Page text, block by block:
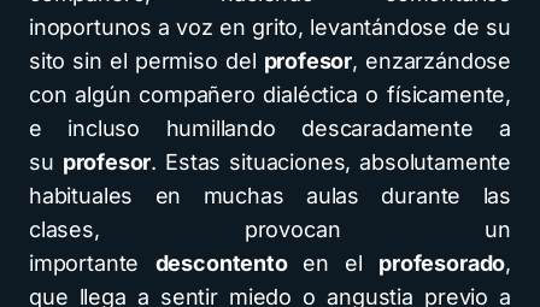
inoportunos a voz en grito, levantándose de su
sito sin el permiso del profesor, enzarzándose
con algún compañero dialéctica o físicamente,
e incluso humillando descaradamente a
su profesor. Estas situaciones, absolutamente
habituales en muchas aulas durante las
clases, provocan un
importante descontento en el profesorado,
que llega a sentir miedo o angustia previo a